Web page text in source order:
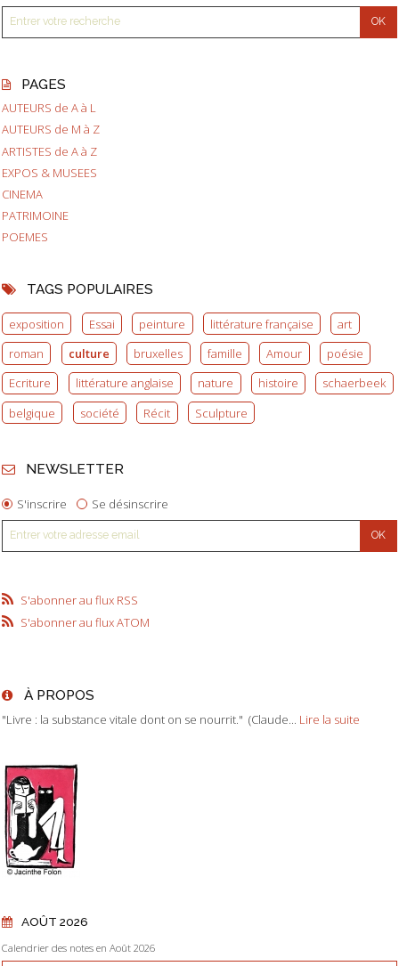
PAGES
AUTEURS de A à L
AUTEURS de M à Z
ARTISTES de A à Z
EXPOS & MUSEES
CINEMA
PATRIMOINE
POEMES
TAGS POPULAIRES
exposition Essai peinture littérature française
art
roman
culture bruxelles famille Amour
poésie
Ecriture
littérature anglaise nature histoire
schaerbeek
belgique
société Récit Sculpture
NEWSLETTER
S'inscrire Se désinscrire
S'abonner au flux RSS
S'abonner au flux ATOM
À PROPOS
"Livre : la substance vitale dont on se nourrit." (Claude... Lire la suite
AOÛT 2026
Calendrier des notes en Août 2026